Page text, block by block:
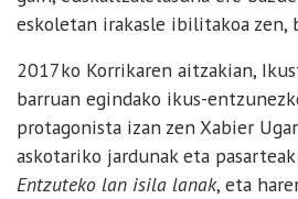
eskoletan irakasle ibilitakoa zen,
2017ko Korrikaren aitzakian,
barruan egindako ikus-
protagonista izan zen Xabier
askotariko jardunak eta
Entzuteko lan isila lanak, eta